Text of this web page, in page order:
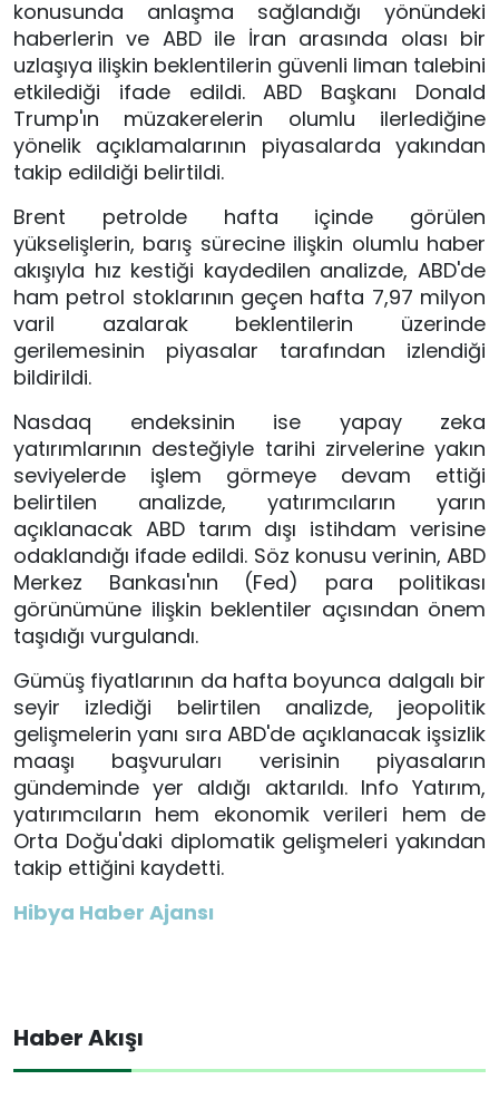
konusunda anlaşma sağlandığı yönündeki
haberlerin ve ABD ile İran arasında olası bir
uzlaşıya ilişkin beklentilerin güvenli liman talebini
etkilediği ifade edildi. ABD Başkanı Donald
Trump'ın müzakerelerin olumlu ilerlediğine
yönelik açıklamalarının piyasalarda yakından
takip edildiği belirtildi.
Brent petrolde hafta içinde görülen
yükselişlerin, barış sürecine ilişkin olumlu haber
akışıyla hız kestiği kaydedilen analizde, ABD'de
ham petrol stoklarının geçen hafta 7,97 milyon
varil azalarak beklentilerin üzerinde
gerilemesinin piyasalar tarafından izlendiği
bildirildi.
Nasdaq endeksinin ise yapay zeka
yatırımlarının desteğiyle tarihi zirvelerine yakın
seviyelerde işlem görmeye devam ettiği
belirtilen analizde, yatırımcıların yarın
açıklanacak ABD tarım dışı istihdam verisine
odaklandığı ifade edildi. Söz konusu verinin, ABD
Merkez Bankası'nın (Fed) para politikası
görünümüne ilişkin beklentiler açısından önem
taşıdığı vurgulandı.
Gümüş fiyatlarının da hafta boyunca dalgalı bir
seyir izlediği belirtilen analizde, jeopolitik
gelişmelerin yanı sıra ABD'de açıklanacak işsizlik
maaşı başvuruları verisinin piyasaların
gündeminde yer aldığı aktarıldı. Info Yatırım,
yatırımcıların hem ekonomik verileri hem de
Orta Doğu'daki diplomatik gelişmeleri yakından
takip ettiğini kaydetti.
Hibya Haber Ajansı
Haber Akışı